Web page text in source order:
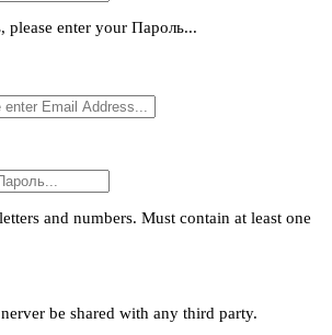
please enter your Пароль...
and numbers. Must contain at least one
be shared with any third party.